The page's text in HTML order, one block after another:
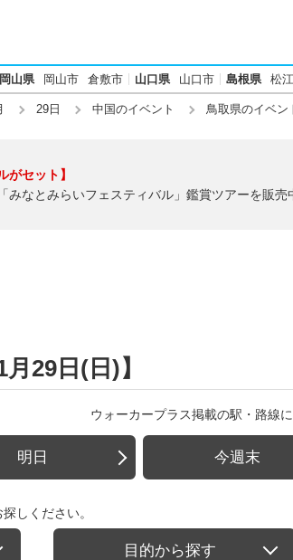
岡山県 岡山市 倉敷市 山口県 山口市 島根県 松
29日 中国のイベント 鳥取県のイベン
がセット】
みなとみらいフェスティバル」鑑賞ツアーを販売
29日(日)】
ウォーカープラス掲載の駅・路線
明日 今週末
しください。
目的から探す